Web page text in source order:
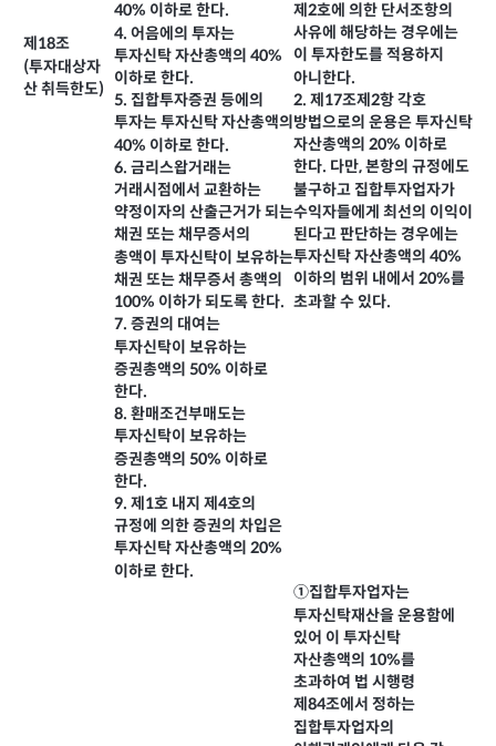
제18조
(투자대상자
산 취득한도)
40% 이하로 한다.
4. 어음에의 투자는
투자신탁 자산총액의 40%
이하로 한다.
5. 집합투자증권 등에의
투자는 투자신탁 자산총액의
40% 이하로 한다.
6. 금리스왑거래는
거래시점에서 교환하는
약정이자의 산출근거가 되는
채권 또는 채무증서의
총액이 투자신탁이 보유하는
채권 또는 채무증서 총액의
100% 이하가 되도록 한다.
7. 증권의 대여는
투자신탁이 보유하는
증권총액의 50% 이하로
한다.
8. 환매조건부매도는
투자신탁이 보유하는
증권총액의 50% 이하로
한다.
9. 제1호 내지 제4호의
규정에 의한 증권의 차입은
투자신탁 자산총액의 20%
이하로 한다.
제2호에 의한 단서조항의
사유에 해당하는 경우에는
이 투자한도를 적용하지
아니한다.
2. 제17조제2항 각호
방법으로의 운용은 투자신탁
자산총액의 20% 이하로
한다. 다만, 본항의 규정에도
불구하고 집합투자업자가
수익자들에게 최선의 이익이
된다고 판단하는 경우에는
투자신탁 자산총액의 40%
이하의 범위 내에서 20%를
초과할 수 있다.
①집합투자업자는
투자신탁재산을 운용함에
있어 이 투자신탁
자산총액의 10%를
초과하여 법 시행령
제84조에서 정하는
집합투자업자의